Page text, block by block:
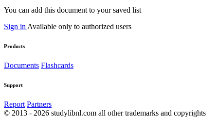
You can add this document to your saved list
Sign in Available only to authorized users
Products
Documents Flashcards
Support
Report Partners
© 2013 - 2026 studylibnl.com all other trademarks and copyrights